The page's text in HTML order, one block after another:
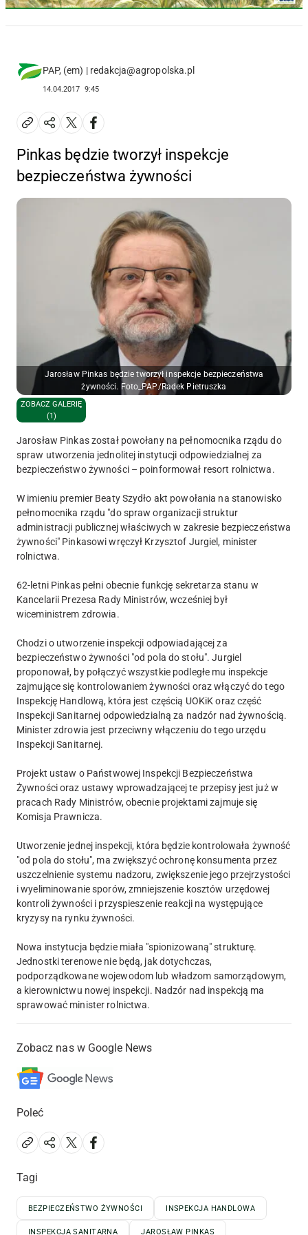
PAP, (em) | redakcja@agropolska.pl
14.04.2017 9:45
Pinkas będzie tworzył inspekcje
bezpieczeństwa żywności
Jarosław Pinkas będzie tworzył inspekcje bezpieczeństwa
żywności. Foto_PAP/Radek Pietruszka
ZOBACZ GALERIĘ
(1)
Jarosław Pinkas został powołany na pełnomocnika rządu do
spraw utworzenia jednolitej instytucji odpowiedzialnej za
bezpieczeństwo żywności – poinformował resort rolnictwa.
W imieniu premier Beaty Szydło akt powołania na stanowisko
pełnomocnika rządu "do spraw organizacji struktur
administracji publicznej właściwych w zakresie bezpieczeństwa
żywności" Pinkasowi wręczył Krzysztof Jurgiel, minister
rolnictwa.
62-letni Pinkas pełni obecnie funkcję sekretarza stanu w
Kancelarii Prezesa Rady Ministrów, wcześniej był
wiceministrem zdrowia.
Chodzi o utworzenie inspekcji odpowiadającej za
bezpieczeństwo żywności "od pola do stołu". Jurgiel
proponował, by połączyć wszystkie podległe mu inspekcje
zajmujące się kontrolowaniem żywności oraz włączyć do tego
Inspekcję Handlową, która jest częścią UOKiK oraz część
Inspekcji Sanitarnej odpowiedzialną za nadzór nad żywnością.
Minister zdrowia jest przeciwny włączeniu do tego urzędu
Inspekcji Sanitarnej.
Projekt ustaw o Państwowej Inspekcji Bezpieczeństwa
Żywności oraz ustawy wprowadzającej te przepisy jest już w
pracach Rady Ministrów, obecnie projektami zajmuje się
Komisja Prawnicza.
Utworzenie jednej inspekcji, która będzie kontrolowała żywność
"od pola do stołu", ma zwiększyć ochronę konsumenta przez
uszczelnienie systemu nadzoru, zwiększenie jego przejrzystości
i wyeliminowanie sporów, zmniejszenie kosztów urzędowej
kontroli żywności i przyspieszenie reakcji na występujące
kryzysy na rynku żywności.
Nowa instytucja będzie miała "spionizowaną" strukturę.
Jednostki terenowe nie będą, jak dotychczas,
podporządkowane wojewodom lub władzom samorządowym,
a kierownictwu nowej inspekcji. Nadzór nad inspekcją ma
sprawować minister rolnictwa.
Zobacz nas w Google News
Poleć
Tagi
BEZPIECZEŃSTWO ŻYWNOŚCI INSPEKCJA HANDLOWA
INSPEKCJA SANITARNA JAROSŁAW PINKAS